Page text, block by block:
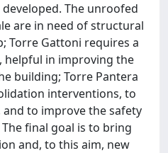
The unroofed
are in need of structural
Torre Gattoni requires a
in improving the
building; Torre Pantera
interventions, to
to improve the safety
final goal is to bring
and, to this aim, new